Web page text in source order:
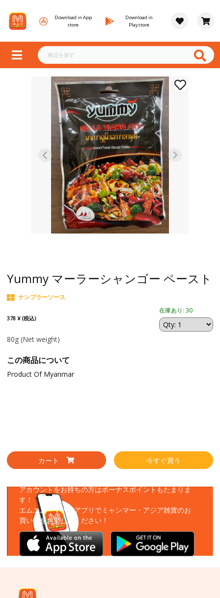
Download in App
store
Download in
Playstore
Yummy マーラーシャンゴー ペースト
ナンプラーソース
378 ¥ (税込)
在庫あり: 30
80g (Net weight)
この商品について
Product Of Myanmar
カート 今すぐ買う
アカウントをお持ちの方はボーナスポイントもたまりま
す！
エムエムーマートアプリでミャンマー・アジア雑貨のお
買い物をお楽しみください！